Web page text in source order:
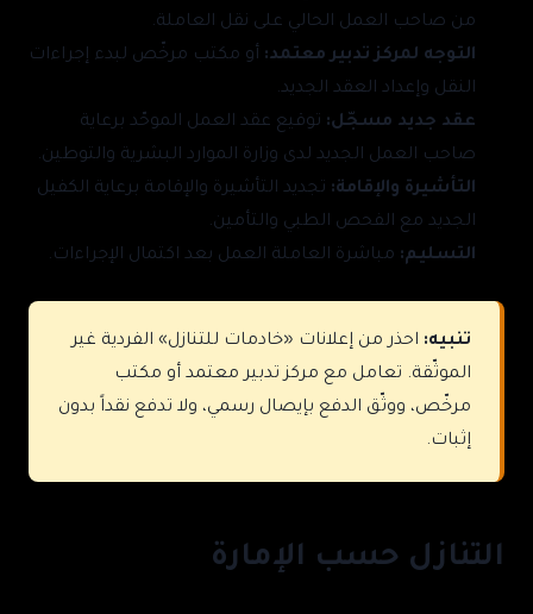
من صاحب العمل الحالي على نقل العاملة.
التوجه لمركز تدبير معتمد: أو مكتب مرخّص لبدء إجراءات
النقل وإعداد العقد الجديد.
عقد جديد مسجّل: توقيع عقد العمل الموحّد برعاية
صاحب العمل الجديد لدى وزارة الموارد البشرية والتوطين.
التأشيرة والإقامة: تجديد التأشيرة والإقامة برعاية الكفيل
الجديد مع الفحص الطبي والتأمين.
التسليم: مباشرة العاملة العمل بعد اكتمال الإجراءات.
تنبيه: احذر من إعلانات «خادمات للتنازل» الفردية غير
الموثّقة. تعامل مع مركز تدبير معتمد أو مكتب
مرخّص، ووثّق الدفع بإيصال رسمي، ولا تدفع نقداً بدون
إثبات.
التنازل حسب الإمارة